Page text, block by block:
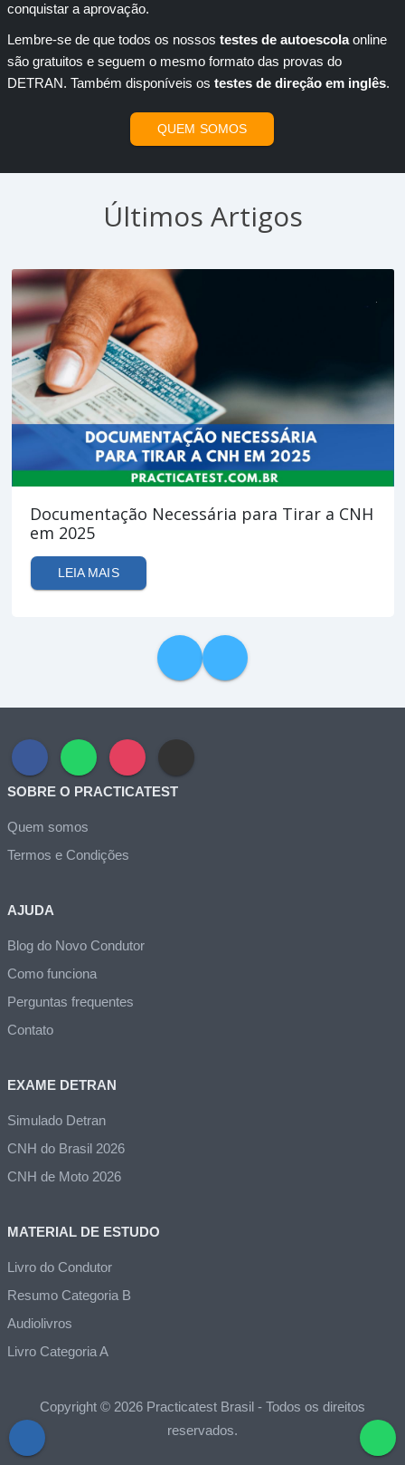
conquistar a aprovação.
Lembre-se de que todos os nossos testes de autoescolaonline
são gratuitos e seguem o mesmo formato das provas do
DETRAN. Também disponíveis os testes de direção em inglês.
QUEM SOMOS
Últimos Artigos
Documentação Necessária para Tirar a CNH
em 2025
LEIA MAIS
SOBRE O PRACTICATEST
Quem somos
Termos e Condições
AJUDA
Blog do Novo Condutor
Como funciona
Perguntas frequentes
Contato
EXAME DETRAN
Simulado Detran
CNH do Brasil 2026
CNH de Moto 2026
MATERIAL DE ESTUDO
Livro do Condutor
Resumo Categoria B
Audiolivros
Livro Categoria A
Copyright © 2026 Practicatest Brasil - Todos os direitos
reservados.